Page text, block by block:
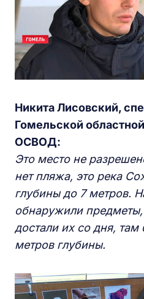
Никита Лисовский,
Гомельской
ОСВОД:
Это место не
нет пляжа, это река
глубины до 7 метров.
обнаружили
достали их со дня, там
метров глубины.